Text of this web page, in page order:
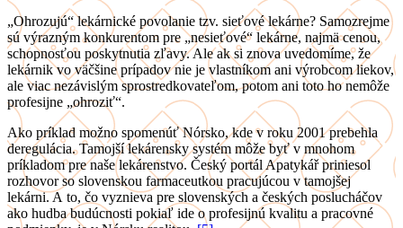
„Ohrozujú“ lekárnické povolanie tzv. sieťové lekárne? Samozrejme
sú výrazným konkurentom pre „nesieťové“ lekárne, najmä cenou,
schopnosťou poskytnutia zľavy. Ale ak si znova uvedomíme, že
lekárnik vo väčšine prípadov nie je vlastníkom ani výrobcom liekov,
ale viac nezávislým sprostredkovateľom, potom ani toto ho nemôže
profesijne „ohroziť“.
Ako príklad možno spomenúť Nórsko, kde v roku 2001 prebehla
deregulácia. Tamojší lekárensky systém môže byť v mnohom
príkladom pre naše lekárenstvo. Český portál Apatykář priniesol
rozhovor so slovenskou farmaceutkou pracujúcou v tamojšej
lekárni. A to, čo vyznieva pre slovenských a českých poslucháčov
ako hudba budúcnosti pokiaľ ide o profesijnú kvalitu a pracovné